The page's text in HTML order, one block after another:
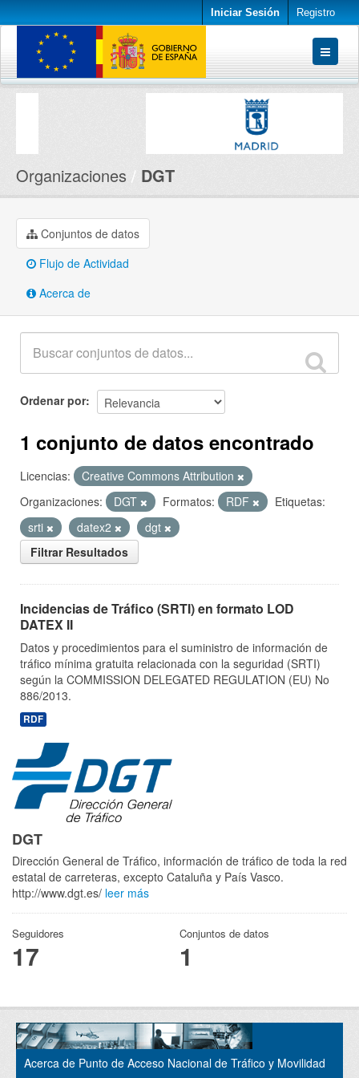
Iniciar Sesión Registro
Conjuntos de datos
Organizaciones DGT
Conjuntos de datos
Flujo de Actividad
Acerca de
Ordenar por
1 conjunto de datos encontrado
Licencias:
Creative Commons Attribution
Organizaciones:
DGT Formatos: RDF
Etiquetas:
srti
datex2
dgt
Filtrar Resultados
Incidencias de Tráfico (SRTI) en formato LOD
DATEX II
Datos y procedimientos para el suministro de información de
tráfico mínima gratuita relacionada con la seguridad (SRTI)
según la COMMISSION DELEGATED REGULATION (EU) No
886/2013.
RDF
DGT
Dirección General de Tráfico, información de tráfico de toda la red
estatal de carreteras, excepto Cataluña y País Vasco.
http://www.dgt.es/ leer más
Seguidores
17
Conjuntos de datos
1
Acerca de Punto de Acceso Nacional de Tráfico y Movilidad